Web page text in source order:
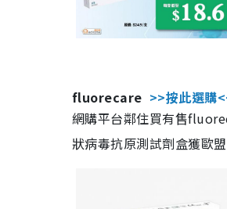
fluorecare >>按此選購
網購平台鄰住買有售
狀病毒抗原測試劑盒獲歐